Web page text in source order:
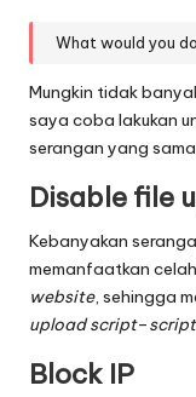
What would you
Mungkin tidak
saya coba lakukan
serangan yang
Disable file
Kebanyakan
memanfaatkan
website, sehingga
upload script–script
Block IP